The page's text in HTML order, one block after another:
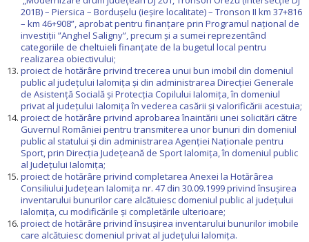
201B) – Piersica – Bordușelu (ieșire localitate) – Tronson II km 37+816
– km 46+908”, aprobat pentru finanțare prin Programul național de
investiții ”Anghel Saligny”, precum și a sumei reprezentând
categoriile de cheltuieli finanțate de la bugetul local pentru
realizarea obiectivului;
proiect de hotărâre privind trecerea unui bun imobil din domeniul
public al județului Ialomița și din administrarea Direcției Generale
de Asistență Socială și Protecția Copilului Ialomița, în domeniul
privat al județului Ialomița în vederea casării și valorificării acestuia;
proiect de hotărâre privind aprobarea înaintării unei solicitări către
Guvernul României pentru transmiterea unor bunuri din domeniul
public al statului și din administrarea Agenției Naționale pentru
Sport, prin Direcția Județeană de Sport Ialomița, în domeniul public
al Județului Ialomița;
proiect de hotărâre privind completarea Anexei la Hotărârea
Consiliului Județean Ialomița nr. 47 din 30.09.1999 privind însușirea
inventarului bunurilor care alcătuiesc domeniul public al județului
Ialomița, cu modificările şi completările ulterioare;
proiect de hotărâre privind însușirea inventarului bunurilor imobile
care alcătuiesc domeniul privat al județului Ialomița.